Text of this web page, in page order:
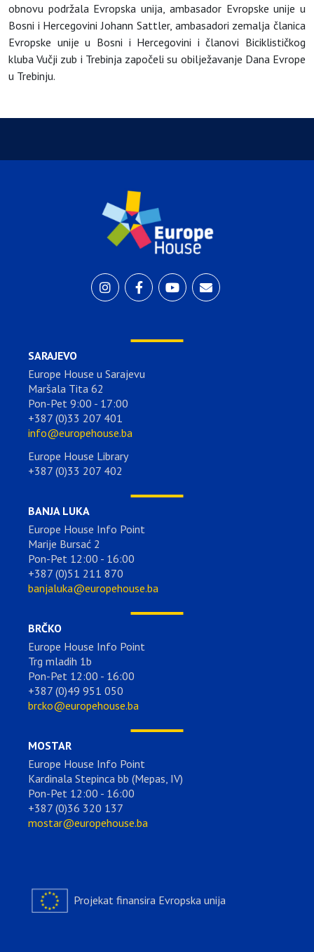
obnovu podržala Evropska unija, ambasador Evropske unije u
Bosni i Hercegovini Johann Sattler, ambasadori zemalja članica
Evropske unije u Bosni i Hercegovini i članovi Biciklističkog
kluba Vučji zub i Trebinja započeli su obilježavanje Dana Evrope
u Trebinju.
SARAJEVO
Europe House u Sarajevu
Maršala Tita 62
Pon-Pet 9:00 - 17:00
+387 (0)33 207 401
info@europehouse.ba
Europe House Library
+387 (0)33 207 402
BANJA LUKA
Europe House Info Point
Marije Bursać 2
Pon-Pet 12:00 - 16:00
+387 (0)51 211 870
banjaluka@europehouse.ba
BRČKO
Europe House Info Point
Trg mladih 1b
Pon-Pet 12:00 - 16:00
+387 (0)49 951 050
brcko@europehouse.ba
MOSTAR
Europe House Info Point
Kardinala Stepinca bb (Mepas, IV)
Pon-Pet 12:00 - 16:00
+387 (0)36 320 137
mostar@europehouse.ba
Projekat finansira Evropska unija